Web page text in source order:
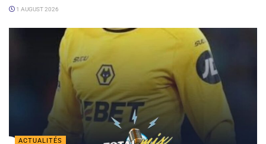
1 AUGUST 2026
ACTUALITÉS